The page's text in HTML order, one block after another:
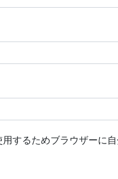
するためブラウザーに